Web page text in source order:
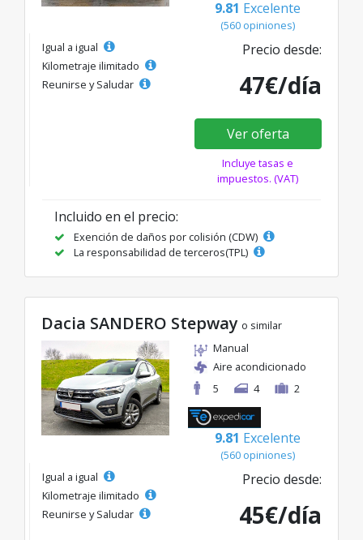
9.81 Excelente
(560 opiniones)
Igual a igual
Kilometraje ilimitado
Reunirse y Saludar
Precio desde:
47€/día
Ver oferta
Incluye tasas e
impuestos. (VAT)
Incluido en el precio:
Exención de daños por colisión (CDW)
La responsabilidad de terceros(TPL)
Dacia SANDERO Stepway o similar
Manual
Aire acondicionado
5
4 2
9.81 Excelente
(560 opiniones)
Igual a igual
Kilometraje ilimitado
Reunirse y Saludar
Precio desde:
45€/día